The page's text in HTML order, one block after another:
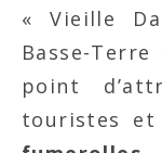
« Vieille
Basse-
point
touristes et